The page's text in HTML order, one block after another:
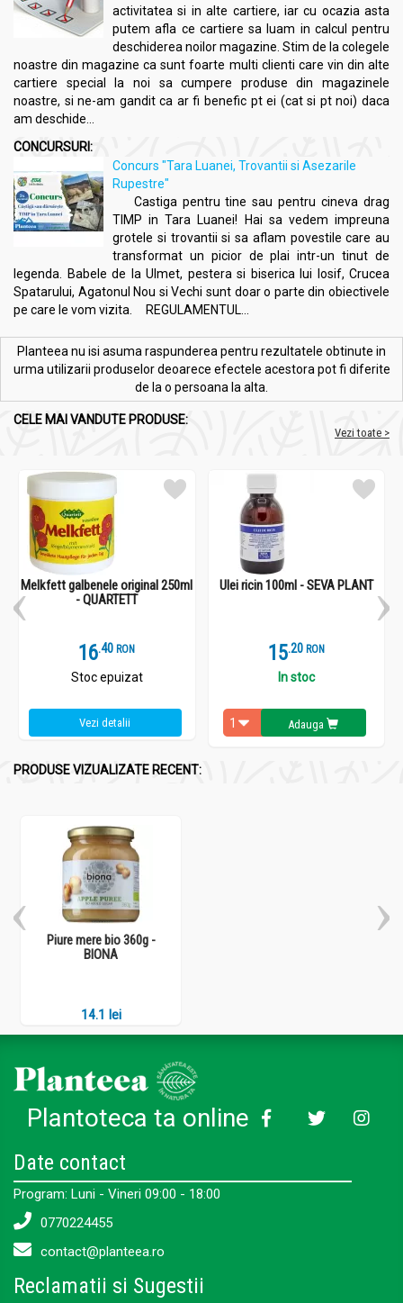
activitatea si in alte cartiere, iar cu ocazia asta
putem afla ce cartiere sa luam in calcul pentru
deschiderea noilor magazine. Stim de la colegele
noastre din magazine ca sunt foarte multi clienti care vin din alte
cartiere special la noi sa cumpere produse din magazinele
noastre, si ne-am gandit ca ar fi benefic pt ei (cat si pt noi) daca
am deschide...
CONCURSURI:
Concurs "Tara Luanei, Trovantii si Asezarile
Rupestre"
Castiga pentru tine sau pentru cineva drag
TIMP in Tara Luanei! Hai sa vedem impreuna
grotele si trovantii si sa aflam povestile care au
transformat un picior de plai intr-un tinut de
legenda. Babele de la Ulmet, pestera si biserica lui Iosif, Crucea
Spatarului, Agatonul Nou si Vechi sunt doar o parte din obiectivele
pe care le vom vizita. REGULAMENTUL...
Planteea nu isi asuma raspunderea pentru rezultatele obtinute in
urma utilizarii produselor deoarece efectele acestora pot fi diferite
de la o persoana la alta.
CELE MAI VANDUTE PRODUSE:
Vezi toate >
Melkfett galbenele original 250ml
- QUARTETT
16.4 RON
Stoc epuizat
Vezi detalii
Ulei ricin 100ml - SEVA PLANT
15.2 RON
In stoc
Adauga
PRODUSE VIZUALIZATE RECENT:
Piure mere bio 360g -
BIONA
14.1 lei
Plantoteca ta online
Date contact
Program: Luni - Vineri 09:00 - 18:00
0770224455
contact@planteea.ro
Reclamatii si Sugestii